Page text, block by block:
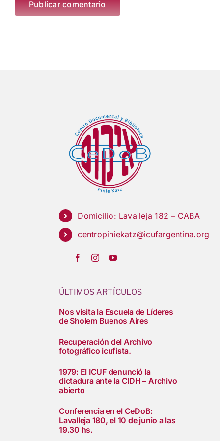
Domicilio: Lavalleja 182 – CABA
centropiniekatz@icufargentina.org
ÚLTIMOS ARTÍCULOS
Nos visita la Escuela de Líderes
de Sholem Buenos Aires
Recuperación del Archivo
fotográfico icufista.
1979: El ICUF denunció la
dictadura ante la CIDH – Archivo
abierto
Conferencia en el CeDoB:
Lavalleja 180, el 10 de junio a las
19.30 hs.